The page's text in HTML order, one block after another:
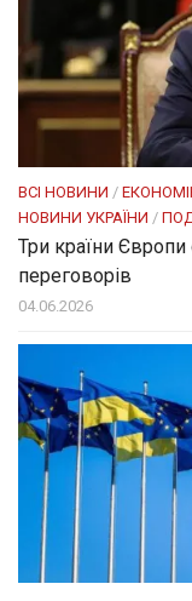
ВСІ НОВИНИ /
НОВИНИ УКРАЇНИ /
Три країни
переговорів
04.06.2026